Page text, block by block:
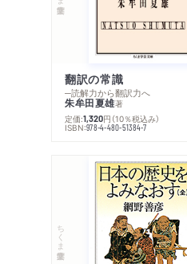
翻訳の常識
─読解力から翻訳力へ
朱牟田夏雄著
定価:1,320円 （10％税込み）
ISBN:978-4-480-51384-7
ちくま学芸文庫